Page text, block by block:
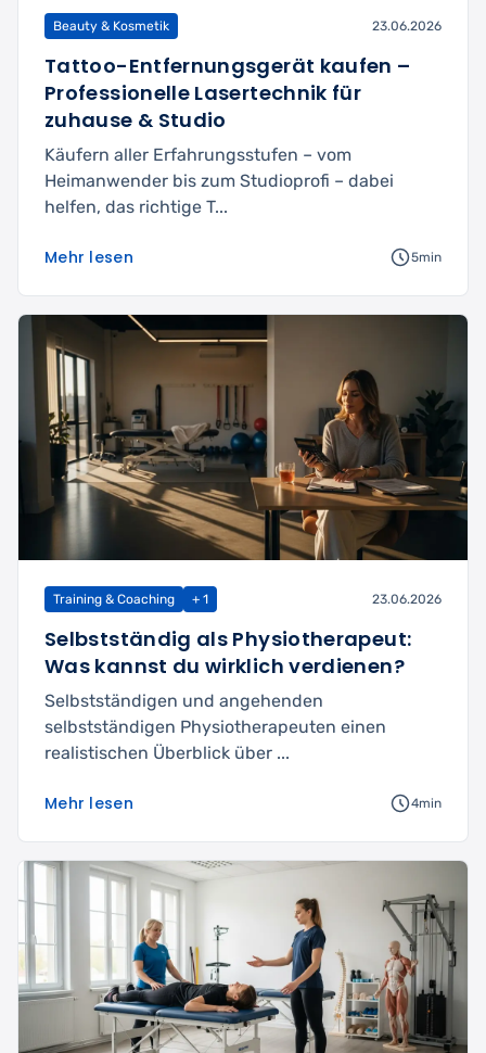
Beauty & Kosmetik 23.06.2026
Tattoo-Entfernungsgerät kaufen –
Professionelle Lasertechnik für
zuhause & Studio
Käufern aller Erfahrungsstufen – vom
Heimanwender bis zum Studioprofi – dabei
helfen, das richtige T...
Mehr lesen 5min
Training & Coaching + 1 23.06.2026
Selbstständig als Physiotherapeut:
Was kannst du wirklich verdienen?
Selbstständigen und angehenden
selbstständigen Physiotherapeuten einen
realistischen Überblick über ...
Mehr lesen 4min